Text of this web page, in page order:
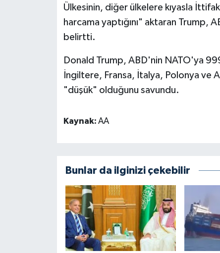
Ülkesinin, diğer ülkelere kıyasla
harcama yaptığını" aktaran Trump,
belirtti.
Donald Trump, ABD'nin NATO'ya
İngiltere, Fransa, İtalya, Polonya ve
"düşük" olduğunu savundu.
Kaynak: AA
Bunlar da ilginizi çekebilir